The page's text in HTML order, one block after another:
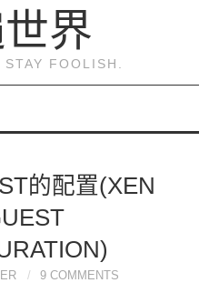
界
FOOLISH.
的配置(XEN
9 COMMENTS